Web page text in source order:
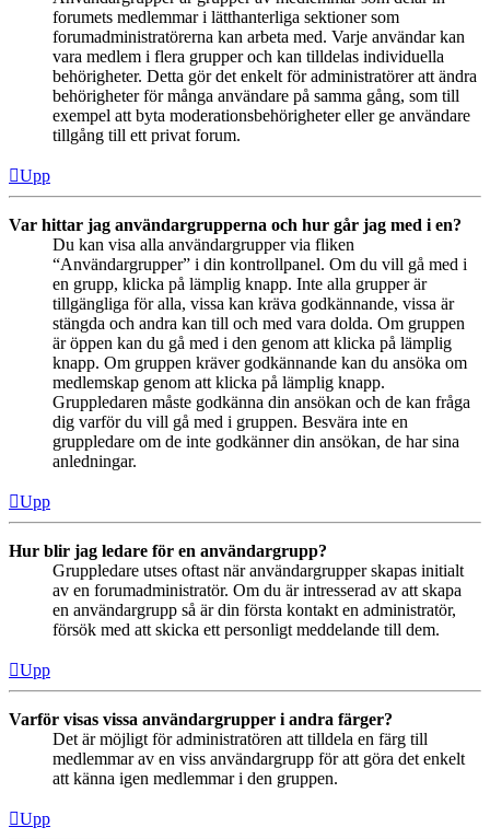
forumets medlemmar i lätthanterliga sektioner som
forumadministratörerna kan arbeta med. Varje användar kan
vara medlem i flera grupper och kan tilldelas individuella
behörigheter. Detta gör det enkelt för administratörer att ändra
behörigheter för många användare på samma gång, som till
exempel att byta moderationsbehörigheter eller ge användare
tillgång till ett privat forum.
Upp
Var hittar jag användargrupperna och hur går jag med i en?
Du kan visa alla användargrupper via fliken
“Användargrupper” i din kontrollpanel. Om du vill gå med i
en grupp, klicka på lämplig knapp. Inte alla grupper är
tillgängliga för alla, vissa kan kräva godkännande, vissa är
stängda och andra kan till och med vara dolda. Om gruppen
är öppen kan du gå med i den genom att klicka på lämplig
knapp. Om gruppen kräver godkännande kan du ansöka om
medlemskap genom att klicka på lämplig knapp.
Gruppledaren måste godkänna din ansökan och de kan fråga
dig varför du vill gå med i gruppen. Besvära inte en
gruppledare om de inte godkänner din ansökan, de har sina
anledningar.
Upp
Hur blir jag ledare för en användargrupp?
Gruppledare utses oftast när användargrupper skapas initialt
av en forumadministratör. Om du är intresserad av att skapa
en användargrupp så är din första kontakt en administratör,
försök med att skicka ett personligt meddelande till dem.
Upp
Varför visas vissa användargrupper i andra färger?
Det är möjligt för administratören att tilldela en färg till
medlemmar av en viss användargrupp för att göra det enkelt
att känna igen medlemmar i den gruppen.
Upp